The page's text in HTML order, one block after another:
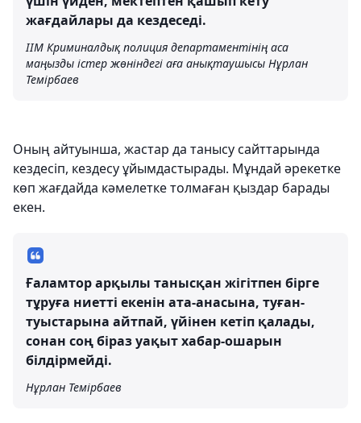
жағдайлары да кездеседі.
ІІМ Криминалдық полиция департаментінің аса
маңызды істер жөніндегі аға анықтаушысы Нұрлан
Темірбаев
Оның айтуынша, жастар да танысу сайттарында
кездесіп, кездесу ұйымдастырады. Мұндай әрекетке
көп жағдайда кәмелетке толмаған қыздар барады
екен.
Ғаламтор арқылы танысқан жігітпен бірге
тұруға ниетті екенін ата-анасына, туған-
туыстарына айтпай, үйінен кетіп қалады,
сонан соң біраз уақыт хабар-ошарын
білдірмейді.
Нұрлан Темірбаев